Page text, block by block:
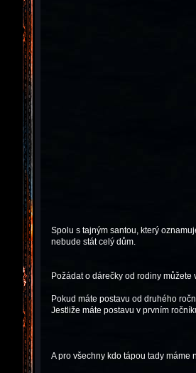
Spolu s tajným santou, který
nebude stát celý dům.
Požádat o dárečky od rodiny můžete
Pokud máte postavu od druhého
Jestliže máte postavu v prvním
A pro všechny kdo tápou tady máme